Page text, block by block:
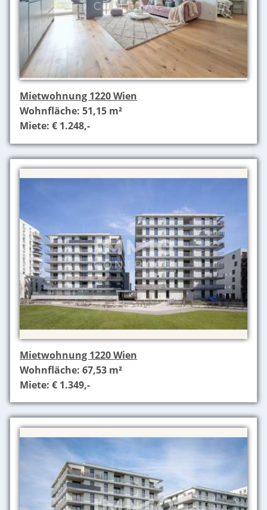
Mietwohnung 1220 Wien
Wohnfläche: 51,15 m²
Miete: € 1.248,-
Mietwohnung 1220 Wien
Wohnfläche: 67,53 m²
Miete: € 1.349,-